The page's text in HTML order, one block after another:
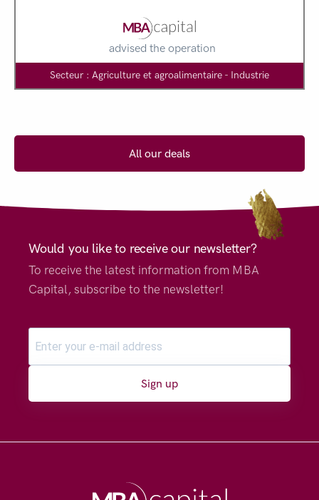
advised the operation
Secteur : Agriculture et agroalimentaire - Industrie
All our deals
Would you like to receive our newsletter?
To receive the latest information from MBA
Capital, subscribe to the newsletter!
Sign up